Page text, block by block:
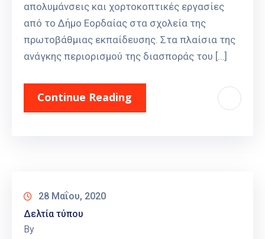
απολυμάνσεις και χορτοκοπτικές εργασίες
από το Δήμο Εορδαίας στα σχολεία της
πρωτοβάθμιας εκπαίδευσης. Στα πλαίσια της
ανάγκης περιορισμού της διασποράς του […]
Continue Reading
28 Μαΐου, 2020
Δελτία τύπου
By